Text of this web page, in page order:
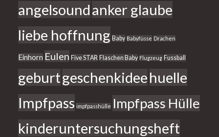
angelsoundanker glaube
liebe hoffnung Baby Babyfüsse Drachen
Einhorn Eulen Five STAR Flaschen Baby Flugzeug Fussball
geburtgeschenkideehuelle
Impfpass impfpasshülle Impfpass Hülle
kinderuntersuchungsheft